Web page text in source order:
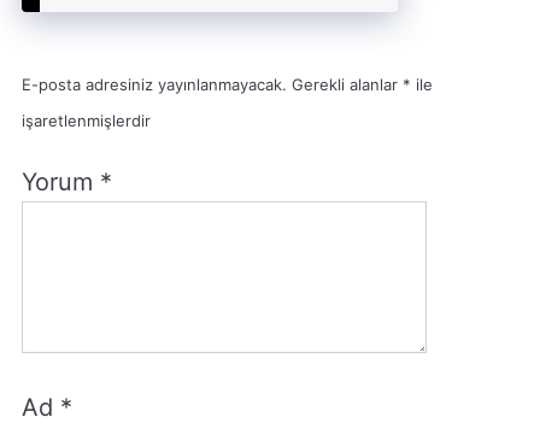
E-posta adresiniz yayınlanmayacak. Gerekli alanlar * ile
işaretlenmişlerdir
Yorum *
Ad *